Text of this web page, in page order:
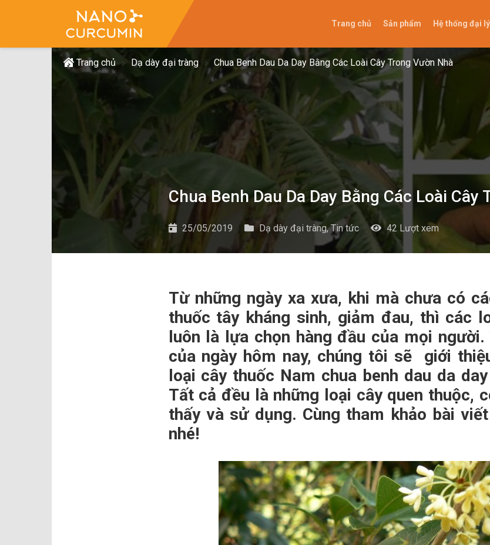
Trang chủ Sản phẩm Hệ thống đại lý
Trang chủ Dạ dày đại tràng Chua Benh Dau Da Day Bằng Các Loài Cây Trong Vườn Nhà
Chua Benh Dau Da Day Bằng Các Loài Cây
25/05/2019 Dạ dày đại tràng,Tin tức 42 Lượt xem
Từ những ngày xa xưa, khi mà chưa có
thuốc tây kháng sinh, giảm đau, thì các
luôn là lựa chọn hàng đầu của mọi
của ngày hôm nay, chúng tôi sẽ giới
loại cây thuốc Nam chua benh dau da
Tất cả đều là những loại cây quen thuộc,
thấy và sử dụng. Cùng tham khảo bài
nhé!